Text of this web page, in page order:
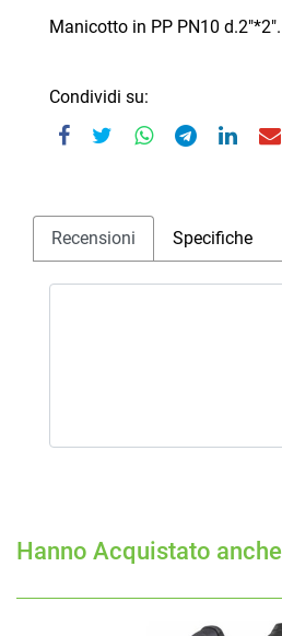
Manicotto in PP PN10 d.2"*2".
Condividi su:
Recensioni Specifiche
Hanno Acquistato anche